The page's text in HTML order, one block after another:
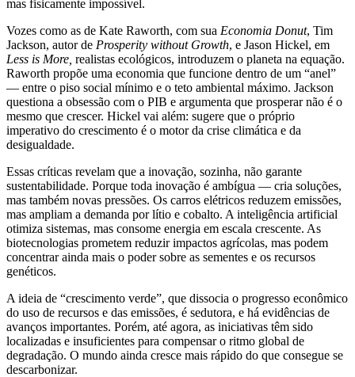
mas fisicamente impossível.
Vozes como as de Kate Raworth, com sua Economia Donut, Tim
Jackson, autor de Prosperity without Growth, e Jason Hickel, em
Less is More, realistas ecológicos, introduzem o planeta na equação.
Raworth propõe uma economia que funcione dentro de um “anel”
— entre o piso social mínimo e o teto ambiental máximo. Jackson
questiona a obsessão com o PIB e argumenta que prosperar não é o
mesmo que crescer. Hickel vai além: sugere que o próprio
imperativo do crescimento é o motor da crise climática e da
desigualdade.
Essas críticas revelam que a inovação, sozinha, não garante
sustentabilidade. Porque toda inovação é ambígua — cria soluções,
mas também novas pressões. Os carros elétricos reduzem emissões,
mas ampliam a demanda por lítio e cobalto. A inteligência artificial
otimiza sistemas, mas consome energia em escala crescente. As
biotecnologias prometem reduzir impactos agrícolas, mas podem
concentrar ainda mais o poder sobre as sementes e os recursos
genéticos.
A ideia de “crescimento verde”, que dissocia o progresso econômico
do uso de recursos e das emissões, é sedutora, e há evidências de
avanços importantes. Porém, até agora, as iniciativas têm sido
localizadas e insuficientes para compensar o ritmo global de
degradação. O mundo ainda cresce mais rápido do que consegue se
descarbonizar.